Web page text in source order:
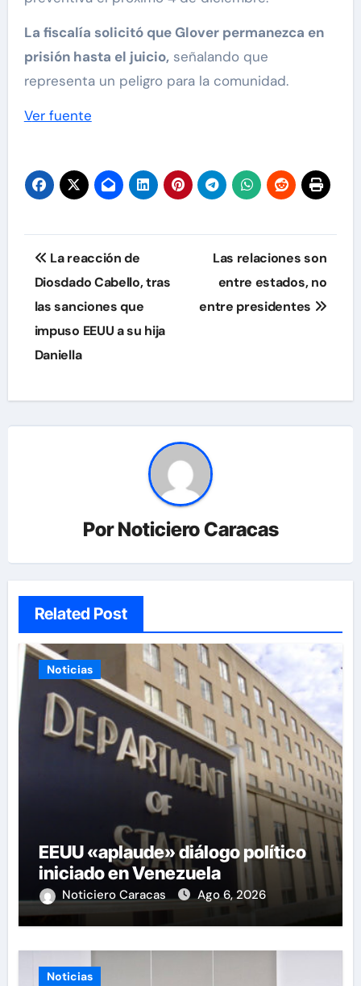
La fiscalía solicitó que Glover permanezca en
prisión hasta el juicio,señalando que
representa un peligro para la comunidad.
Ver fuente
Navegación
de
entradas
La reacción de
Diosdado Cabello, tras
las sanciones que
impuso EEUU a su hija
Daniella
Las relaciones son
entre estados, no
entre presidentes
PorNoticiero Caracas
Related Post
Noticias
EEUU «aplaude» diálogo político
iniciado en Venezuela
Noticiero Caracas Ago 6, 2026
Noticias